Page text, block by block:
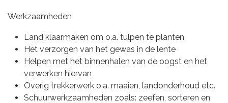
Werkzaamheden
Land klaarmaken om o.a. tulpen te planten
Het verzorgen van het gewas in de lente
Helpen met het binnenhalen van de oogst en het
verwerken hiervan
Overig trekkerwerk o.a. maaien, landonderhoud etc.
Schuurwerkzaamheden zoals: zeefen, sorteren en